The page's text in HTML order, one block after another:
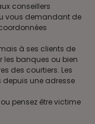
conseillers
vous demandant de
à ses clients de
les banques ou bien
des courtiers. Les
depuis une adresse
pensez être victime